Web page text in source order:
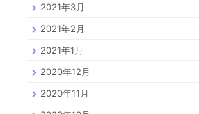
2021年3月
2021年2月
2021年1月
2020年12月
2020年11月